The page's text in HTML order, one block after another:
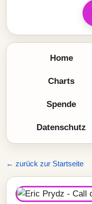
Home
Charts
Spende
Datenschutz
← zurück zur Startseite